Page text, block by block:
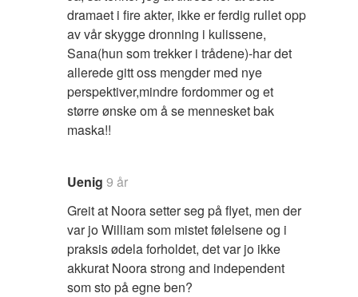
dramaet i fire akter, ikke er ferdig rullet opp
av vår skygge dronning i kulissene,
Sana(hun som trekker i trådene)-har det
allerede gitt oss mengder med nye
perspektiver,mindre fordommer og et
større ønske om å se mennesket bak
maska!!
Uenig 9 år
Greit at Noora setter seg på flyet, men der
var jo William som mistet følelsene og i
praksis ødela forholdet, det var jo ikke
akkurat Noora strong and independent
som sto på egne ben?